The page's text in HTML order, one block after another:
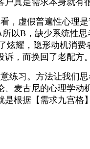
真是需求本身就有
， 虚假普遍性心理
以B，缺少系统性思
炫耀， 隐形动机消费
，而换回了老配方。
练习 。方法让我们
麦古尼的心理学
是根据【 需求九宫格